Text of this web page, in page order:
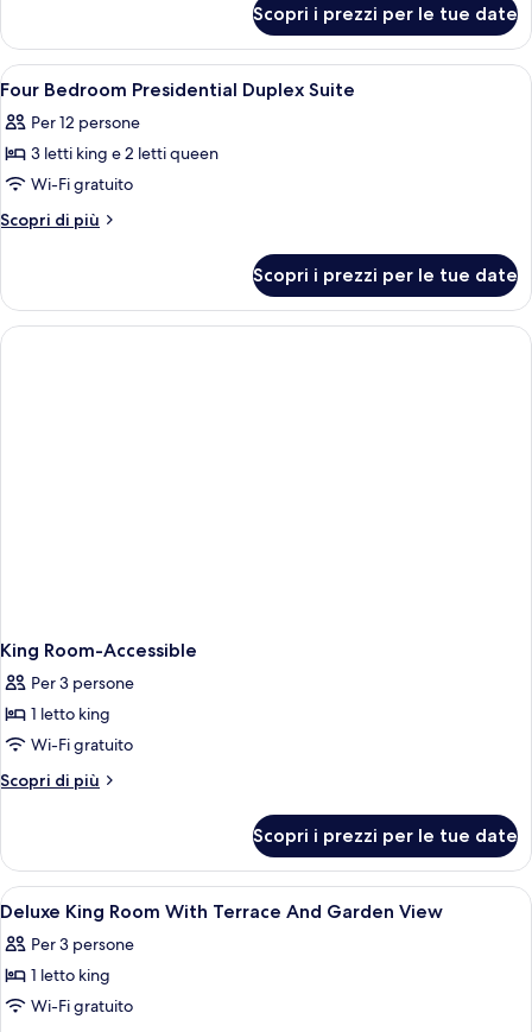
king,
balcone
(Family)
Deluxe,
letto
balcone
(Family)
Scopri i prezzi per le tue date
Apri
tutte
le
foto
per
Four
Duplex
Suite
Biancheria da letto di alta qualità,
5
Four Bedroom Presidential Duplex Suite
Per 12 persone
3 letti king e 2 letti queen
Wi-Fi gratuito
Scopri di più
Altri
Bedroom
Presidential
Duplex
Scopri i prezzi per le tue date
King Room-Accessible
Per 3 persone
1 letto king
Wi-Fi gratuito
Scopri di più
Altri
Room-
Accessible
Scopri i prezzi per le tue date
Apri
tutte
le
foto
per
Biancheria da letto di alta qualità,
3
Deluxe King Room With Terrace And Garden View
Per 3 persone
1 letto king
Wi-Fi gratuito